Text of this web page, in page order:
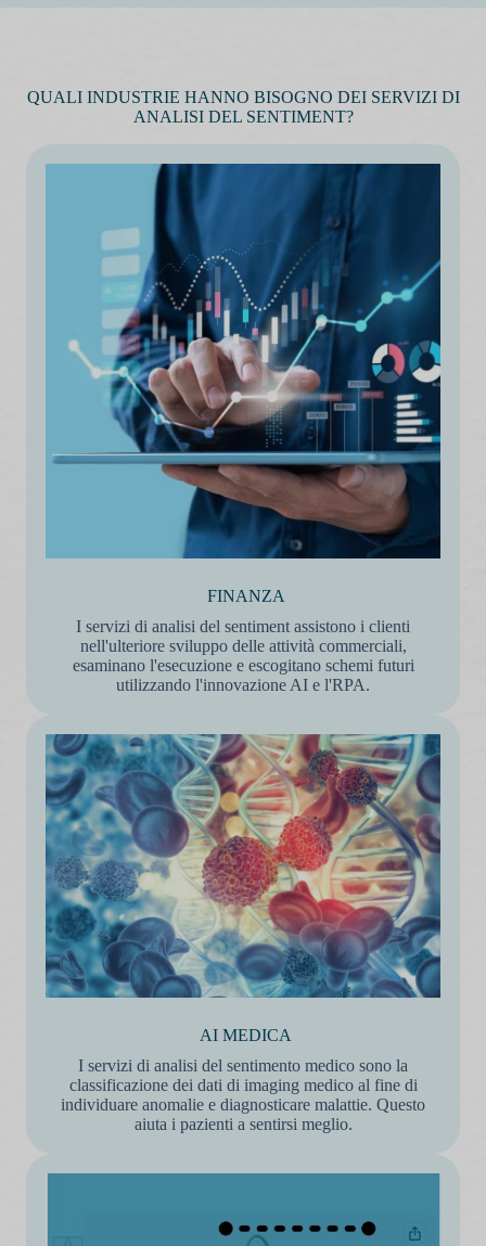
QUALI INDUSTRIE HANNO BISOGNO DEI SERVIZI DI
ANALISI DEL SENTIMENT?
FINANZA
I servizi di analisi del sentiment assistono i clienti
nell'ulteriore sviluppo delle attività commerciali,
esaminano l'esecuzione e escogitano schemi futuri
utilizzando l'innovazione AI e l'RPA.
AI MEDICA
I servizi di analisi del sentimento medico sono la
classificazione dei dati di imaging medico al fine di
individuare anomalie e diagnosticare malattie. Questo
aiuta i pazienti a sentirsi meglio.